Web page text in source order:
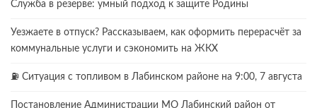
Служба в резерве: умный подход к защите Родины
Уезжаете в отпуск? Рассказываем, как оформить перерасчёт за
коммунальные услуги и сэкономить на ЖКХ
⛽️ Ситуация с топливом в Лабинском районе на 9:00, 7 августа
Постановление Администрации МО Лабинский район от